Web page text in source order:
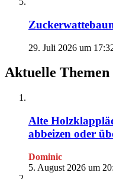
29. Juli 2026 um
Aktuelle Themen
Alte
abbeizen oder
Dominic
5. August 2026 um